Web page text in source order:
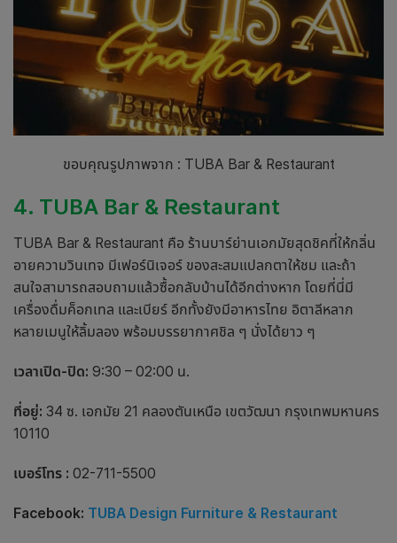
ขอบคุณรูปภาพจาก : TUBA Bar & Restaurant
4. TUBA Bar & Restaurant
TUBA Bar & Restaurant คือ ร้านบาร์ย่านเอกมัยสุดชิคที่ให้กลิ่น
อายความวินเทจ มีเฟอร์นิเจอร์ ของสะสมแปลกตาให้ชม และถ้า
สนใจสามารถสอบถามแล้วซื้อกลับบ้านได้อีกต่างหาก โดยที่นี่มี
เครื่องดื่มค็อกเทล และเบียร์ อีกทั้งยังมีอาหารไทย อิตาลีหลาก
หลายเมนูให้ลิ้มลอง พร้อมบรรยากาศชิล ๆ นั่งได้ยาว ๆ
เวลาเปิด-ปิด: 9:30 – 02:00 น.
ที่อยู่: 34 ซ. เอกมัย 21 คลองตันเหนือ เขตวัฒนา กรุงเทพมหานคร
10110
เบอร์โทร : 02-711-5500
Facebook: TUBA Design Furniture & Restaurant